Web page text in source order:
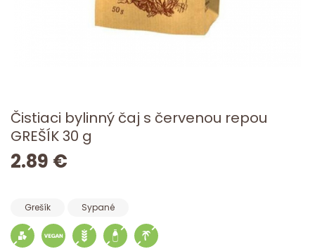
Čistiaci bylinný čaj s červenou repou
GREŠÍK 30 g
2.89 €
Grešík Sypané